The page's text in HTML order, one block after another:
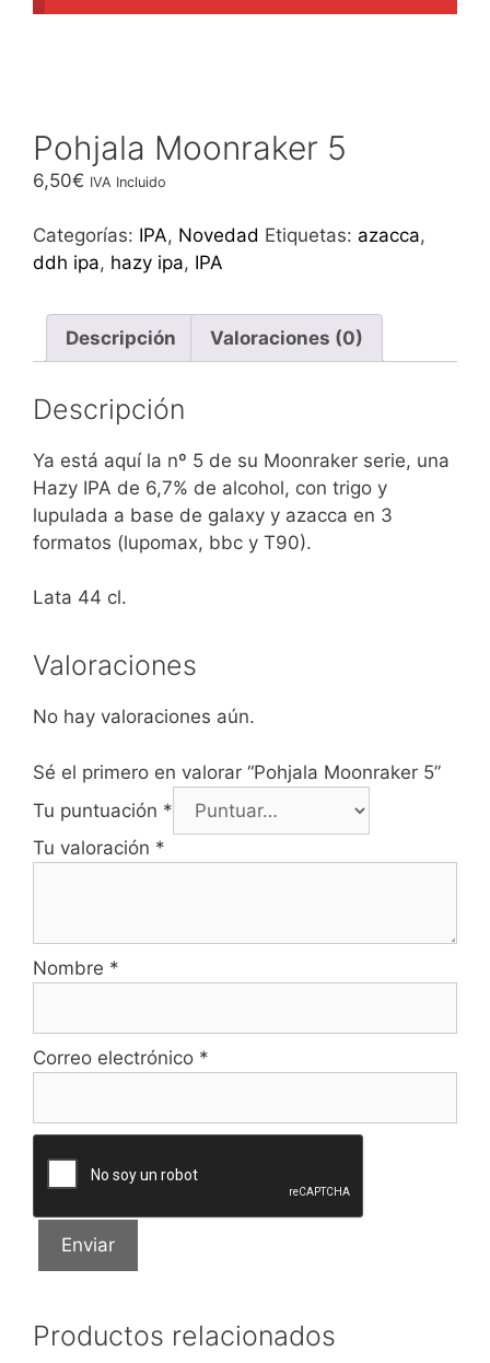
Pohjala Moonraker 5
6,50€ IVA Incluido
Categorías: IPA, Novedad Etiquetas: azacca,
ddh ipa, hazy ipa, IPA
Descripción Valoraciones (0)
Descripción
Ya está aquí la nº 5 de su Moonraker serie, una
Hazy IPA de 6,7% de alcohol, con trigo y
lupulada a base de galaxy y azacca en 3
formatos (lupomax, bbc y T90).
Lata 44 cl.
Valoraciones
No hay valoraciones aún.
Sé el primero en valorar “Pohjala Moonraker 5”
Tu puntuación *
Tu valoración *
Nombre *
Correo electrónico *
Productos relacionados